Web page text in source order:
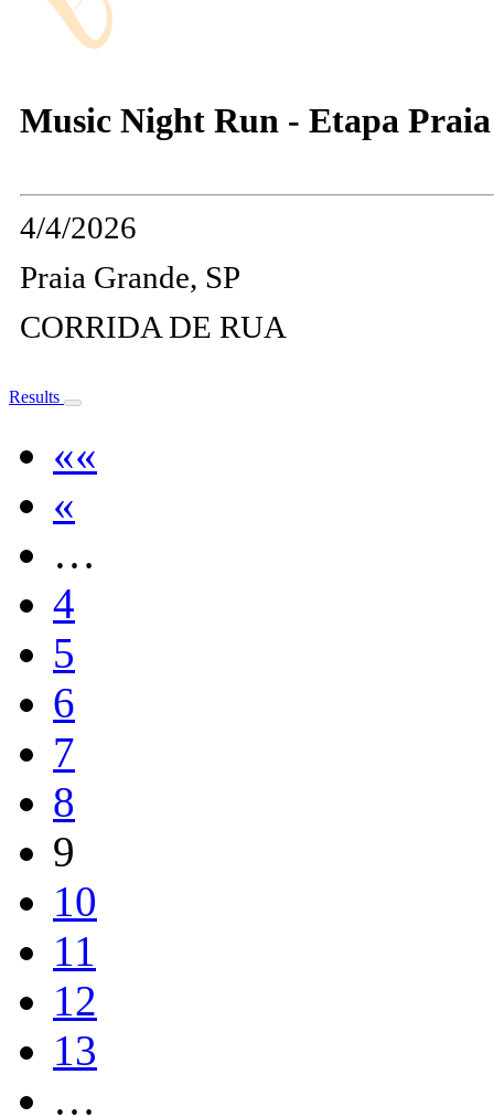
Music Night Run - Etapa
4/4/2026
Praia Grande, SP
CORRIDA DE RUA
Results
««
«
…
4
5
6
7
8
9
10
11
12
13
…